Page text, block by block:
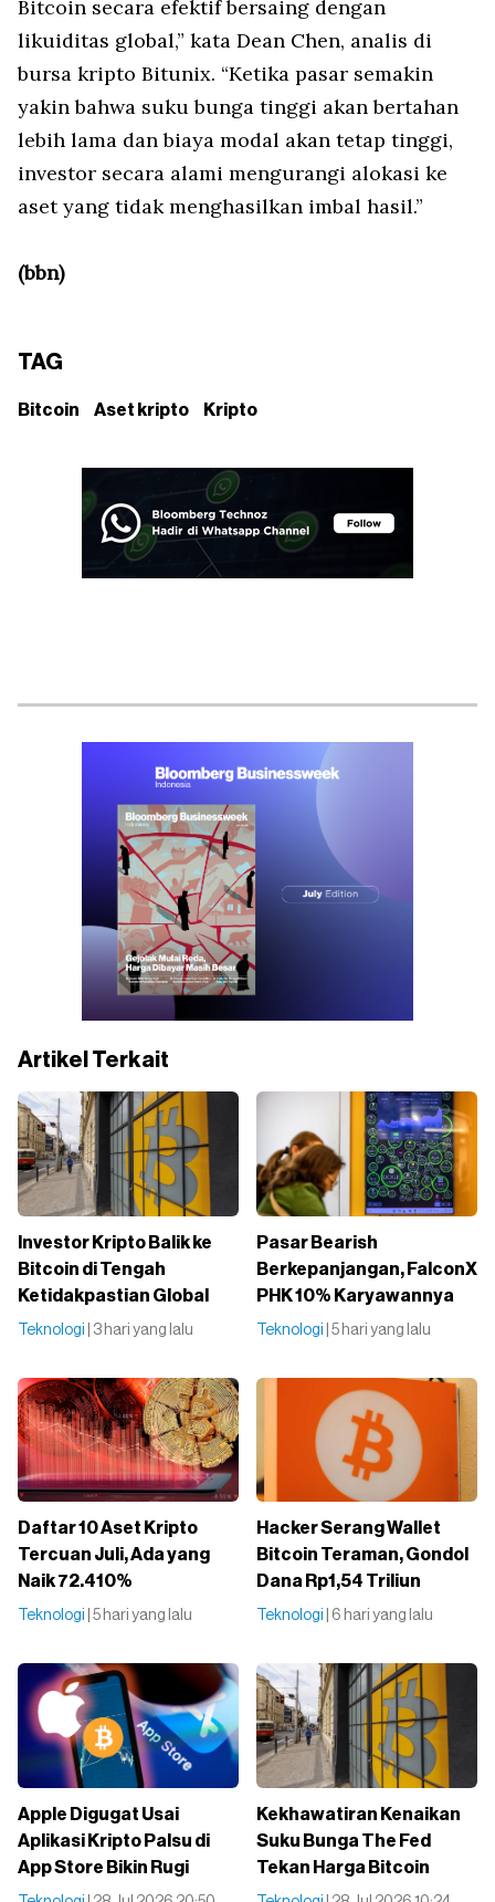
Bitcoin secara efektif bersaing dengan
likuiditas global,” kata Dean Chen, analis di
bursa kripto Bitunix. “Ketika pasar semakin
yakin bahwa suku bunga tinggi akan bertahan
lebih lama dan biaya modal akan tetap tinggi,
investor secara alami mengurangi alokasi ke
aset yang tidak menghasilkan imbal hasil.”
(bbn)
TAG
Bitcoin Aset kripto Kripto
Artikel Terkait
Investor Kripto Balik ke
Bitcoin di Tengah
Ketidakpastian Global
Teknologi | 3 hari yang lalu
Pasar Bearish
Berkepanjangan, FalconX
PHK 10% Karyawannya
Teknologi | 5 hari yang lalu
Daftar 10 Aset Kripto
Tercuan Juli, Ada yang
Naik 72.410%
Teknologi | 5 hari yang lalu
Hacker Serang Wallet
Bitcoin Teraman, Gondol
Dana Rp1,54 Triliun
Teknologi | 6 hari yang lalu
Apple Digugat Usai
Aplikasi Kripto Palsu di
App Store Bikin Rugi
Kekhawatiran Kenaikan
Suku Bunga The Fed
Tekan Harga Bitcoin